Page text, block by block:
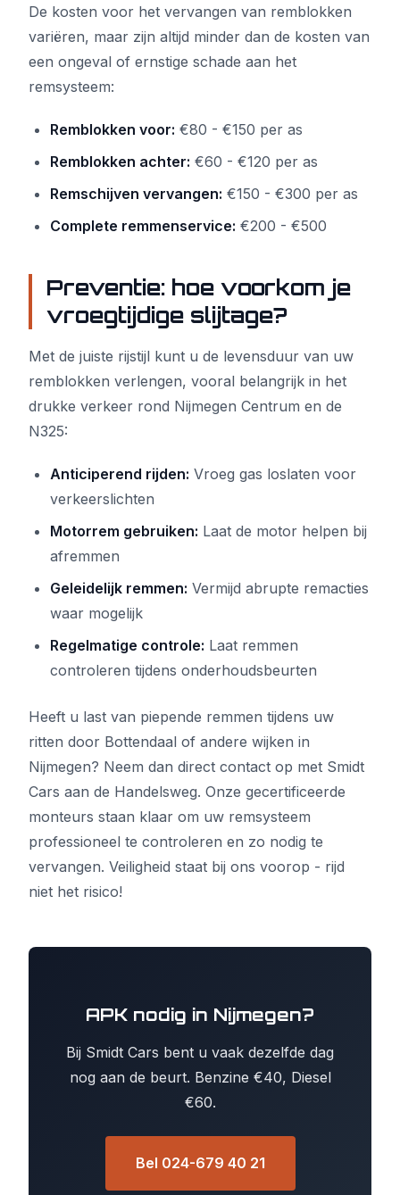
De kosten voor het vervangen van remblokken
variëren, maar zijn altijd minder dan de kosten van
een ongeval of ernstige schade aan het
remsysteem:
Remblokken voor: €80 - €150 per as
Remblokken achter: €60 - €120 per as
Remschijven vervangen: €150 - €300 per as
Complete remmenservice: €200 - €500
Preventie: hoe voorkom je
vroegtijdige slijtage?
Met de juiste rijstijl kunt u de levensduur van uw
remblokken verlengen, vooral belangrijk in het
drukke verkeer rond Nijmegen Centrum en de
N325:
Anticiperend rijden: Vroeg gas loslaten voor
verkeerslichten
Motorrem gebruiken: Laat de motor helpen bij
afremmen
Geleidelijk remmen: Vermijd abrupte remacties
waar mogelijk
Regelmatige controle: Laat remmen
controleren tijdens onderhoudsbeurten
Heeft u last van piepende remmen tijdens uw
ritten door Bottendaal of andere wijken in
Nijmegen? Neem dan direct contact op met Smidt
Cars aan de Handelsweg. Onze gecertificeerde
monteurs staan klaar om uw remsysteem
professioneel te controleren en zo nodig te
vervangen. Veiligheid staat bij ons voorop - rijd
niet het risico!
APK nodig in Nijmegen?
Bij Smidt Cars bent u vaak dezelfde dag
nog aan de beurt. Benzine €40, Diesel
€60.
Bel 024-679 40 21